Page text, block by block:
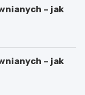
– jak
– jak